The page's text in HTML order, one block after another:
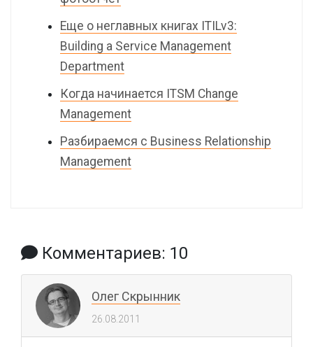
Еще о неглавных книгах ITILv3:
Building a Service Management
Department
Когда начинается ITSM Change
Management
Разбираемся с Business Relationship
Management
Комментариев: 10
Олег Скрынник
26.08.2011